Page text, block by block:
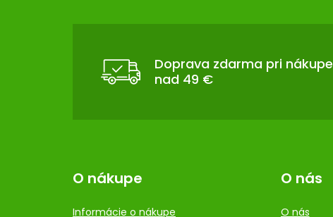
Doprava zdarma pri nákupe
nad 49 €
O nákupe
Informácie o nákupe
O nás
O nás